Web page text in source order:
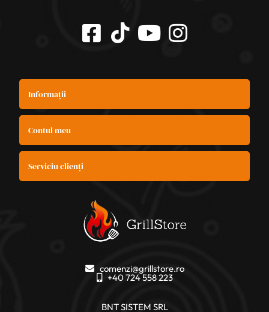
Informații
Contul meu
Serviciu clienți
comenzi@grillstore.ro
+40 724 558 223
BNT SISTEM SRL